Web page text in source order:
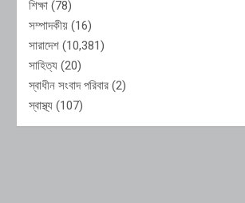
শিক্ষা (78)
সম্পাদকীয় (16)
সারাদেশ (10,381)
সাহিত্য (20)
স্বাধীন সংবাদ পরিবার (2)
স্বাস্থ্য (107)